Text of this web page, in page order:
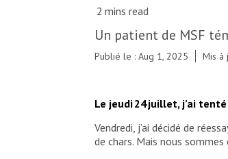
Un patient de MSF
Publié le : Aug 1, 2025 Mis à
Le jeudi 24 juillet, j’ai
Vendredi, j’ai décidé de
de chars. Mais nous